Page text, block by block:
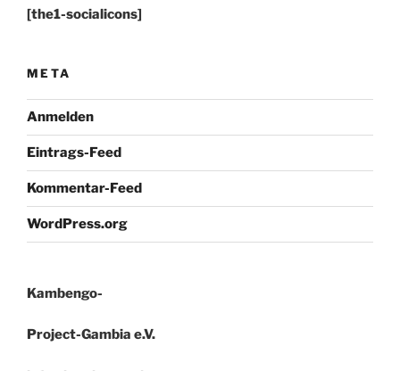
[the1-socialicons]
META
Anmelden
Eintrags-Feed
Kommentar-Feed
WordPress.org
Kambengo-
Project-Gambia e.V.